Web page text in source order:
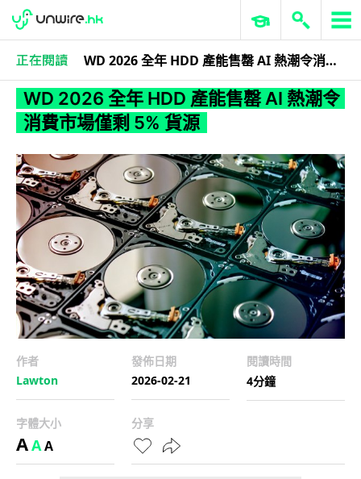
WD 2026 全年 HDD 產能售罄 AI 熱潮令消費市場僅剩 5% 貨源
人工智能
WD 2026 全年 HDD 產能售罄 AI 熱潮令
消費市場僅剩 5% 貨源
作者
Lawton
發佈日期
2026-02-21
閱讀時間
4分鐘
字體大小
AAA
分享